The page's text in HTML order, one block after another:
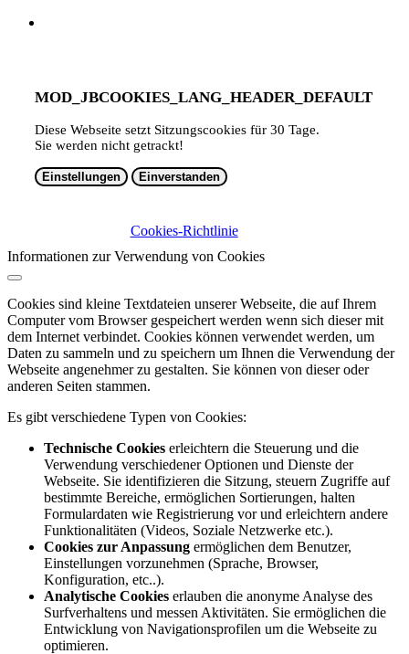
MOD_JBCOOKIES_LANG_HEADER_DEFAULT
Diese Webseite setzt Sitzungscookies für 30 Tage.
Sie werden nicht getrackt!
Einstellungen Einverstanden
Cookies-Richtlinie
Informationen zur Verwendung von Cookies
Cookies sind kleine Textdateien unserer Webseite, die auf Ihrem
Computer vom Browser gespeichert werden wenn sich dieser mit
dem Internet verbindet. Cookies können verwendet werden, um
Daten zu sammeln und zu speichern um Ihnen die Verwendung der
Webseite angenehmer zu gestalten. Sie können von dieser oder
anderen Seiten stammen.
Es gibt verschiedene Typen von Cookies:
Technische Cookies erleichtern die Steuerung und die
Verwendung verschiedener Optionen und Dienste der
Webseite. Sie identifizieren die Sitzung, steuern Zugriffe auf
bestimmte Bereiche, ermöglichen Sortierungen, halten
Formulardaten wie Registrierung vor und erleichtern andere
Funktionalitäten (Videos, Soziale Netzwerke etc.).
Cookies zur Anpassung ermöglichen dem Benutzer,
Einstellungen vorzunehmen (Sprache, Browser,
Konfiguration, etc..).
Analytische Cookies erlauben die anonyme Analyse des
Surfverhaltens und messen Aktivitäten. Sie ermöglichen die
Entwicklung von Navigationsprofilen um die Webseite zu
optimieren.